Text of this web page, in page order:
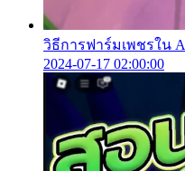
วิธีการฟาร์มเพชรใน
2024-07-17 02:00:00